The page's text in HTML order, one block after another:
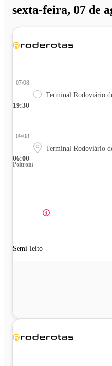
sexta-feira, 07 de
19:30
07/08
Terminal Rodoviário
06:00
09/08
Terminal Rodoviário
Poltrona
Semi-leito